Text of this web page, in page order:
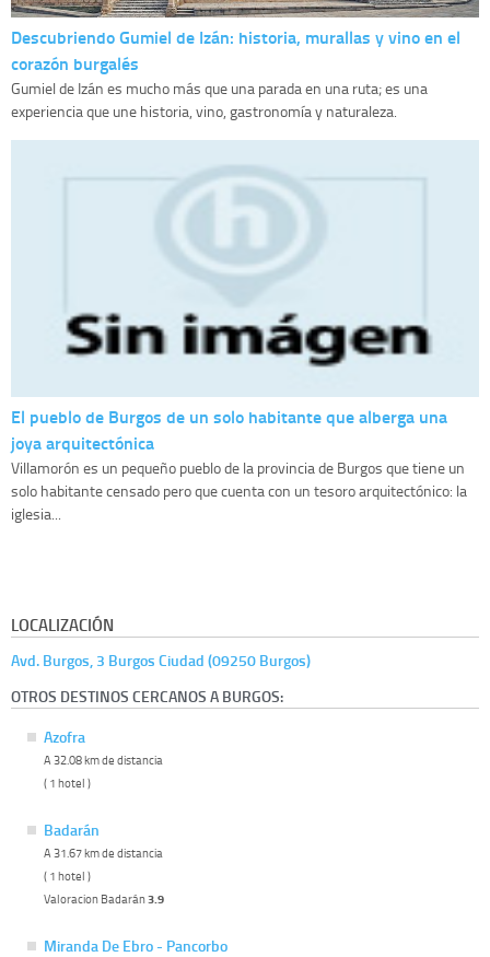
Descubriendo Gumiel de Izán: historia, murallas y vino en el
corazón burgalés
Gumiel de Izán es mucho más que una parada en una ruta; es una
experiencia que une historia, vino, gastronomía y naturaleza.
El pueblo de Burgos de un solo habitante que alberga una
joya arquitectónica
Villamorón es un pequeño pueblo de la provincia de Burgos que tiene un
solo habitante censado pero que cuenta con un tesoro arquitectónico: la
iglesia...
LOCALIZACIÓN
Avd. Burgos, 3 Burgos Ciudad (09250 Burgos)
OTROS DESTINOS CERCANOS A BURGOS:
Azofra
A 32.08 km de distancia
( 1 hotel )
Badarán
A 31.67 km de distancia
( 1 hotel )
Valoracion Badarán3.9
Miranda De Ebro - Pancorbo